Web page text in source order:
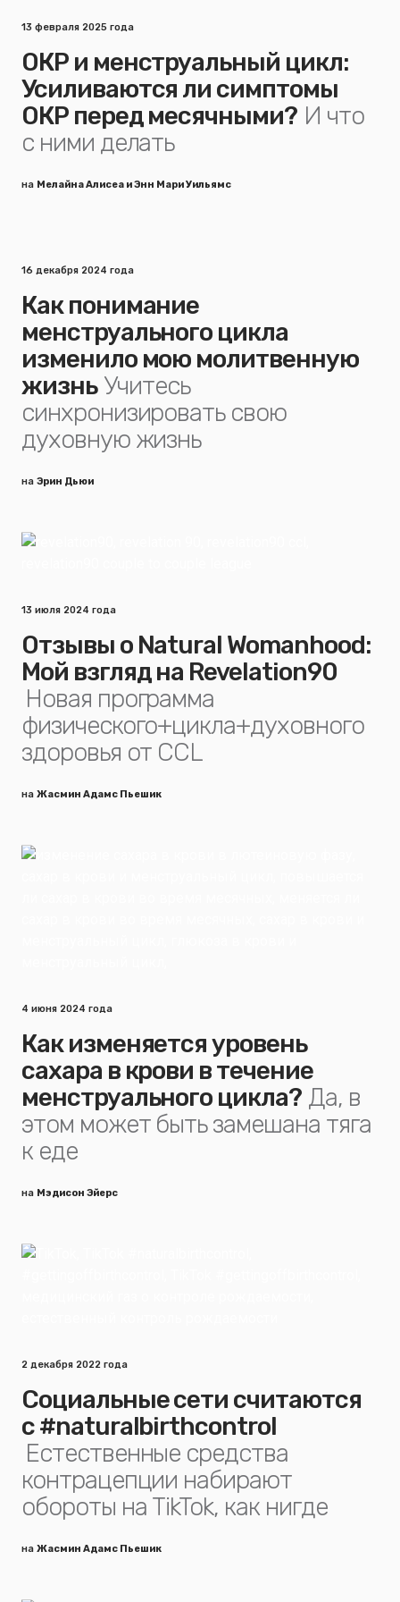
13 февраля 2025 года
ОКР и менструальный цикл:
Усиливаются ли симптомы
ОКР перед месячными? И что
с ними делать
на Мелайна Алисеа и Энн Мари Уильямс
16 декабря 2024 года
Как понимание
менструального цикла
изменило мою молитвенную
жизнь Учитесь
синхронизировать свою
духовную жизнь
на Эрин Дьюи
13 июля 2024 года
Отзывы о Natural Womanhood:
Мой взгляд на Revelation90
Новая программа
физического+цикла+духовного
здоровья от CCL
на Жасмин Адамс Пьешик
4 июня 2024 года
Как изменяется уровень
сахара в крови в течение
менструального цикла? Да, в
этом может быть замешана тяга
к еде
на Мэдисон Эйерс
2 декабря 2022 года
Социальные сети считаются
с #naturalbirthcontrol
Естественные средства
контрацепции набирают
обороты на TikTok, как нигде
на Жасмин Адамс Пьешик